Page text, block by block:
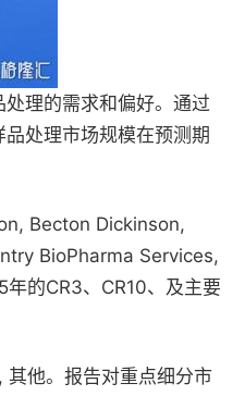
理的需求和偏好。通过
处理市场规模在预测期
Becton Dickinson,
BioPharma Services,
的CR3、CR10、及主要
他。报告对重点细分市